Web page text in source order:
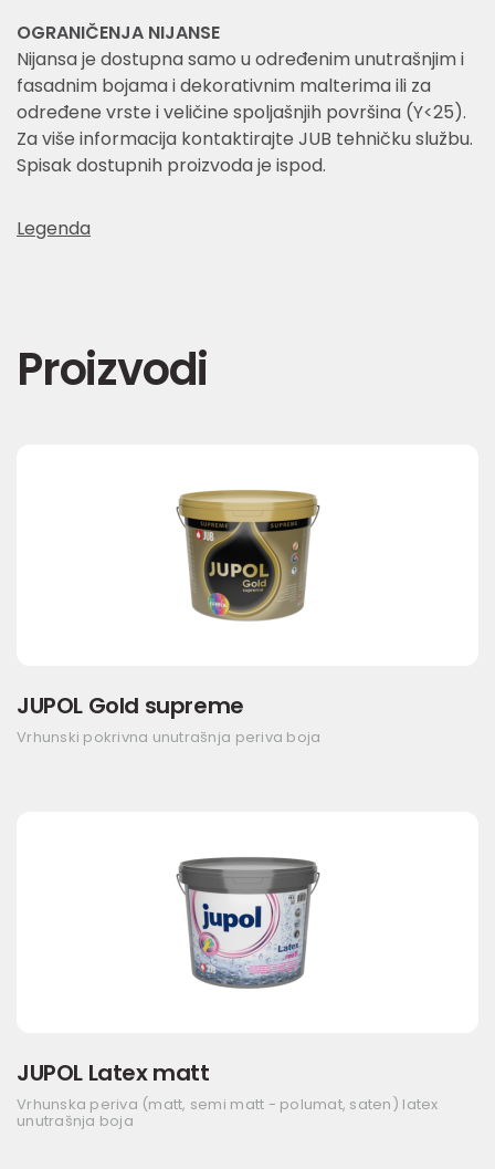
OGRANIČENJA NIJANSE
Nijansa je dostupna samo u određenim unutrašnjim i
fasadnim bojama i dekorativnim malterima ili za
određene vrste i veličine spoljašnjih površina (Y<25).
Za više informacija kontaktirajte JUB tehničku službu.
Spisak dostupnih proizvoda je ispod.
Legenda
Proizvodi
JUPOL Gold supreme
Vrhunski pokrivna unutrašnja periva boja
JUPOL Latex matt
Vrhunska periva (matt, semi matt - polumat, saten) latex
unutrašnja boja